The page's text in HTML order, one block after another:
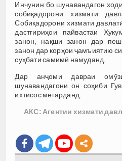
Инчунин бо шунавандагон
собиқадорони хизмати
Собиқадорони хизмати
дастгириҳои пайвастаи
занон, нақши занон дар
занон дар корҳои ҷамъиятию
суҳбати самимӣ намуданд.
Дар анҷоми давраи
шунавандагони он соҳиби
ихтисос мегарданд.
АКС: Агентии хизмати